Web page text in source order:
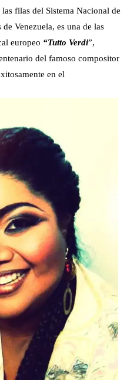
filas del Sistema Nacional de
Venezuela, es una de las
europeo “Tutto Verdi”,
del famoso compositor
en el